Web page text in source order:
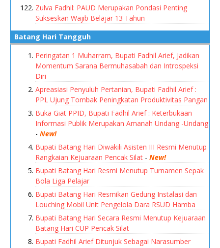
Zulva Fadhil: PAUD Merupakan Pondasi Penting
Sukseskan Wajib Belajar 13 Tahun
Batang Hari Tangguh
Peringatan 1 Muharram, Bupati Fadhil Arief, Jadikan
Momentum Sarana Bermuhasabah dan Introspeksi
Diri
Apreasiasi Penyuluh Pertanian, Bupati Fadhil Arief :
PPL Ujung Tombak Peningkatan Produktivitas Pangan
Buka Giat PPID, Bupati Fadhil Arief : Keterbukaan
Informasi Publik Merupakan Amanah Undang -Undang
-New!
Bupati Batang Hari Diwakili Asisten III Resmi Menutup
Rangkaian Kejuaraan Pencak Silat -New!
Bupati Batang Hari Resmi Menutup Turnamen Sepak
Bola Liga Pelajar
Bupati Batang Hari Resmikan Gedung Instalasi dan
Louching Mobil Unit Pengelola Dara RSUD Hamba
Bupati Batang Hari Secara Resmi Menutup Kejuaraan
Batang Hari CUP Pencak Silat
Bupati Fadhil Arief Ditunjuk Sebagai Narasumber